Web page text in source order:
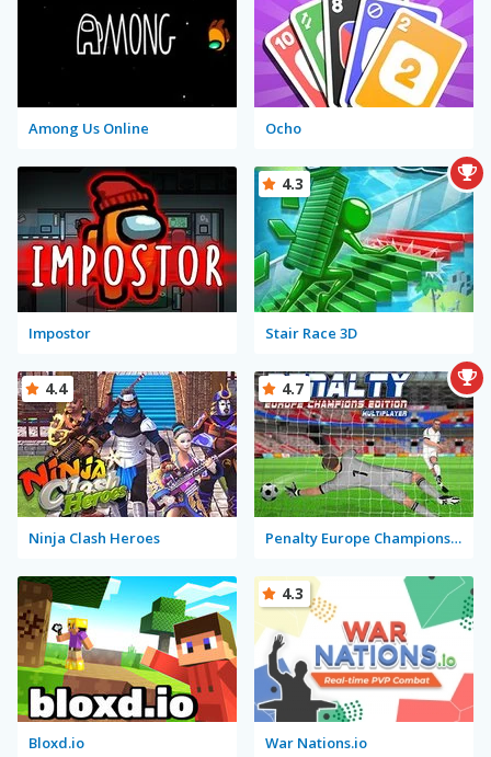
Among Us Online Ocho
Impostor Stair Race 3D
4.3
Ninja Clash Heroes
4.4
Penalty Europe Champions Edition Multiplayer
4.7
Bloxd.io War Nations.io
4.3